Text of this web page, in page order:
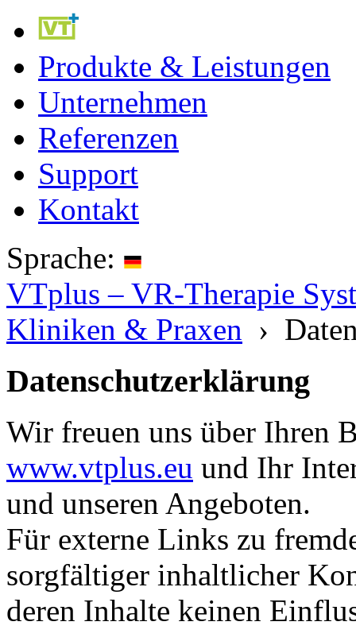
Produkte & Leistungen
Unternehmen
Referenzen
Support
Kontakt
Sprache:
VTplus – VR-Therapie
Kliniken & Praxen ›
Datenschutzerklärung
Wir freuen uns über Ihren
www.vtplus.eu und Ihr
und unseren Angeboten.
Für externe Links zu
sorgfältiger inhaltlicher
deren Inhalte keinen